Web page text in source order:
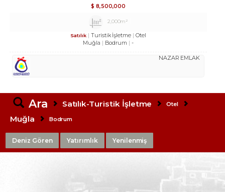
$ 8,500,000
2,000m²
Satılık Turistik İşletme
Otel
Muğla
Bodrum -
NAZAR EMLAK
Ara Satılık-Turistik İşletme Otel
Muğla Bodrum
Deniz Gören Yatırımlık Yenilenmiş